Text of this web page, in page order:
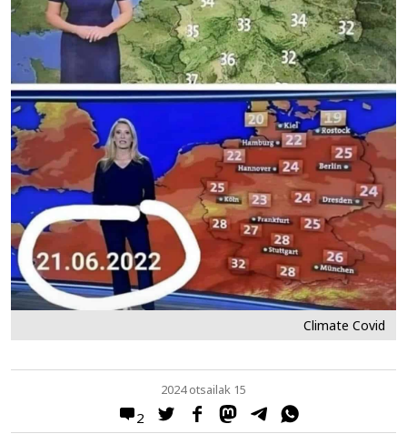
Climate Covid
2
2024 otsailak 15